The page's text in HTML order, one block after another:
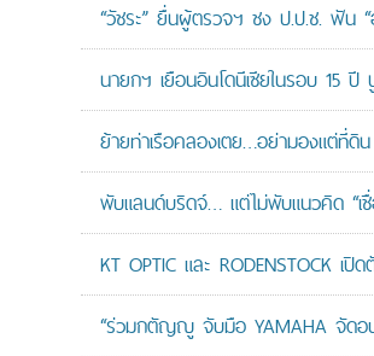
“วัชระ” ยื่นผู้ตรวจฯ ชง ป.ป.ช. ฟัน
นายกฯ เยือนอินโดนีเซียในรอบ 15
ย้ายท่าเรือคลองเตย…อย่ามองแต่ที่
พับแลนด์บริดจ์… แต่ไม่พับแนวคิด “เ
KT OPTIC และ RODENSTOCK
“ร่วมกตัญญู จับมือ YAMAHA จัดอบ